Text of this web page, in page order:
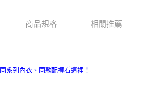
，簡訊認證，即可結帳。
並確認金額後，即可完成結帳。
您將收到繳費通知簡訊。
商品規格 相關推薦